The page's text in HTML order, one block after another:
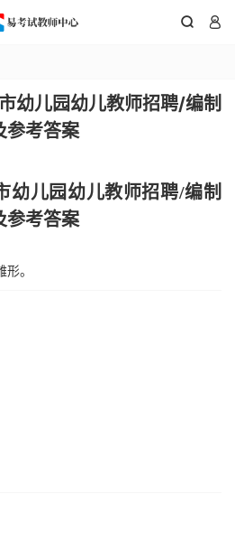
 
幼儿园幼儿教师招聘/编制
参考答案
幼儿园幼儿教师招聘/编制
参考答案
。